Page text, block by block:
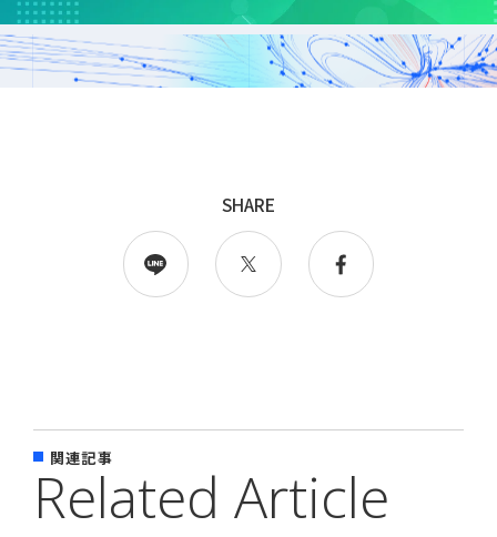
採用
WingArc BASEとは
SHARE
関連記事
Related Article